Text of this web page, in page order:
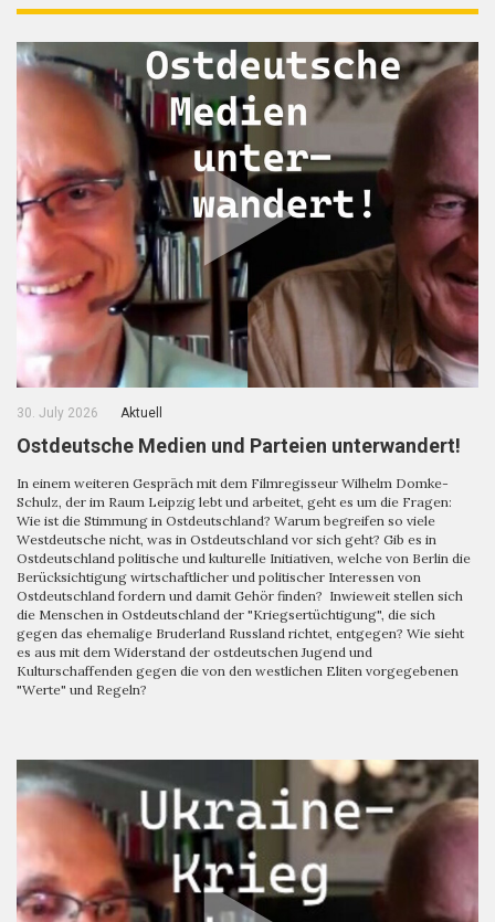
30. July 2026 Aktuell
Ostdeutsche Medien und Parteien unterwandert!
In einem weiteren Gespräch mit dem Filmregisseur Wilhelm Domke-
Schulz, der im Raum Leipzig lebt und arbeitet, geht es um die Fragen:
Wie ist die Stimmung in Ostdeutschland? Warum begreifen so viele
Westdeutsche nicht, was in Ostdeutschland vor sich geht? Gib es in
Ostdeutschland politische und kulturelle Initiativen, welche von Berlin die
Berücksichtigung wirtschaftlicher und politischer Interessen von
Ostdeutschland fordern und damit Gehör finden? Inwieweit stellen sich
die Menschen in Ostdeutschland der "Kriegsertüchtigung", die sich
gegen das ehemalige Bruderland Russland richtet, entgegen? Wie sieht
es aus mit dem Widerstand der ostdeutschen Jugend und
Kulturschaffenden gegen die von den westlichen Eliten vorgegebenen
"Werte" und Regeln?